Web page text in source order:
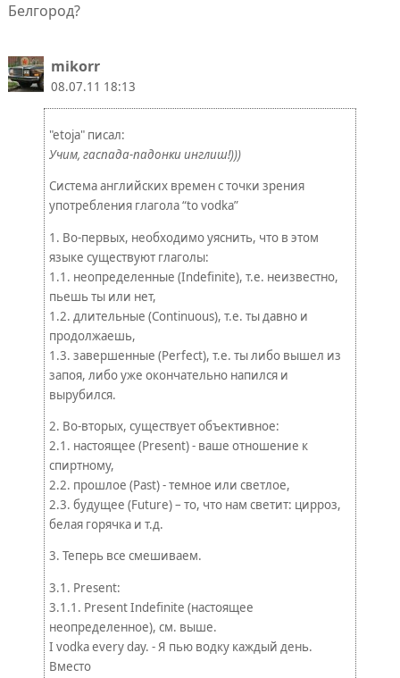
Белгород?
mikorr
08.07.11 18:13
"etoja" писал:
Учим, гаспада-падонки инглиш!)))
Система английских времен с точки зрения
употребления глагола “to vodka”
1. Во-первых, необходимо уяснить, что в этом
языке существуют глаголы:
1.1. неопределенные (Indefinite), т.е. неизвестно,
пьешь ты или нет,
1.2. длительные (Continuous), т.е. ты давно и
продолжаешь,
1.3. завершенные (Perfect), т.е. ты либо вышел из
запоя, либо уже окончательно напился и
вырубился.
2. Во-вторых, существует объективное:
2.1. настоящее (Present) - ваше отношение к
спиртному,
2.2. прошлое (Past) - темное или светлое,
2.3. будущее (Future) – то, что нам светит: цирроз,
белая горячка и т.д.
3. Теперь все смешиваем.
3.1. Present:
3.1.1. Present Indefinite (настоящее
неопределенное), см. выше.
I vodka every day. - Я пью водку каждый день.
Вместо